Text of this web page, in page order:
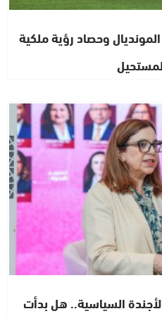
وحصاد رؤية ملكية
السياسية.. هل بدأت